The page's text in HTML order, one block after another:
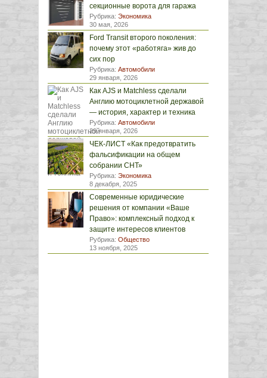
секционные ворота для гаража
Рубрика: Экономика
30 мая, 2026
Ford Transit второго поколения:
почему этот «работяга» жив до
сих пор
Рубрика: Автомобили
29 января, 2026
Как AJS и Matchless сделали
Англию мотоциклетной державой
— история, характер и техника
Рубрика: Автомобили
29 января, 2026
ЧЕК-ЛИСТ «Как предотвратить
фальсификации на общем
собрании СНТ»
Рубрика: Экономика
8 декабря, 2025
Современные юридические
решения от компании «Ваше
Право»: комплексный подход к
защите интересов клиентов
Рубрика: Общество
13 ноября, 2025